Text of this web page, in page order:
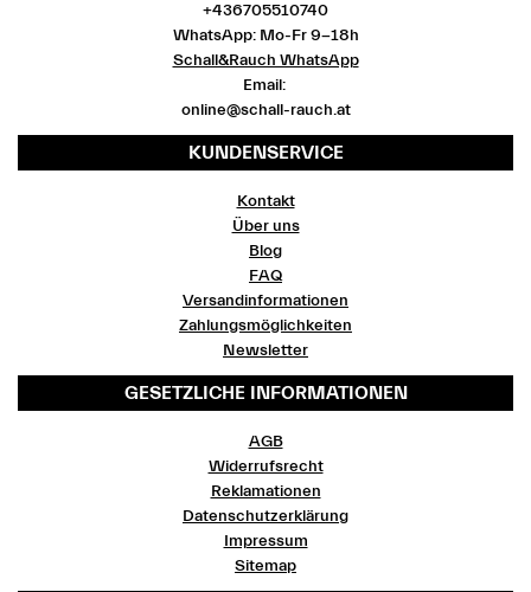
+436705510740
WhatsApp: Mo-Fr 9-18h
Schall&Rauch WhatsApp
Email:
online@schall-rauch.at
KUNDENSERVICE
Kontakt
Über uns
Blog
FAQ
Versandinformationen
Zahlungsmöglichkeiten
Newsletter
GESETZLICHE INFORMATIONEN
AGB
Widerrufsrecht
Reklamationen
Datenschutzerklärung
Impressum
Sitemap